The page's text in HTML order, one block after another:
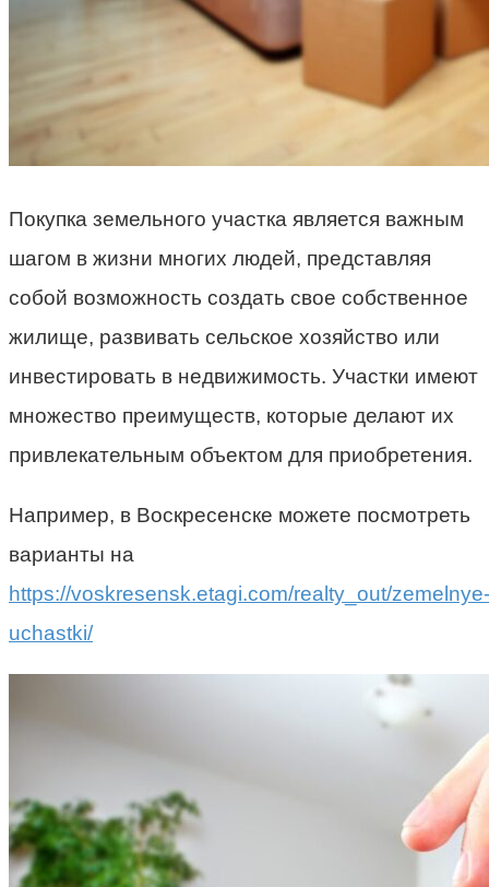
Покупка земельного участка является важным
шагом в жизни многих людей, представляя
собой возможность создать свое собственное
жилище, развивать сельское хозяйство или
инвестировать в недвижимость. Участки имеют
множество преимуществ, которые делают их
привлекательным объектом для приобретения.
Например, в Воскресенске можете посмотреть
варианты на
https://voskresensk.etagi.com/realty_out/zemelnye-
uchastki/